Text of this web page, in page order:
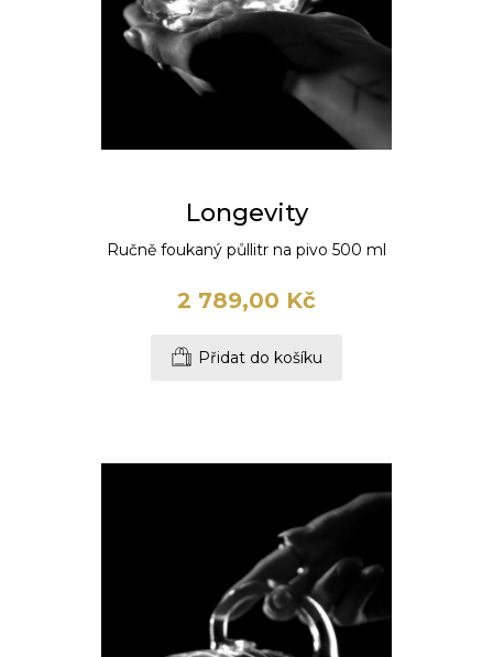
Longevity
Ručně foukaný půllitr na pivo 500 ml
2 789,00 Kč
Přidat do košíku